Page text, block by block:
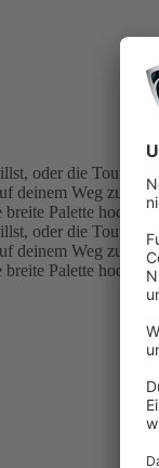
oder die Tour
deinem Weg zur
Palette
oder die Tour
deinem Weg zur
Palette